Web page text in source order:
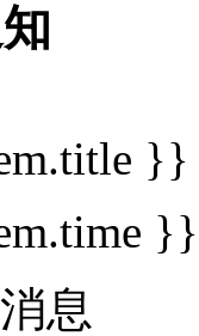
}}
}}
息